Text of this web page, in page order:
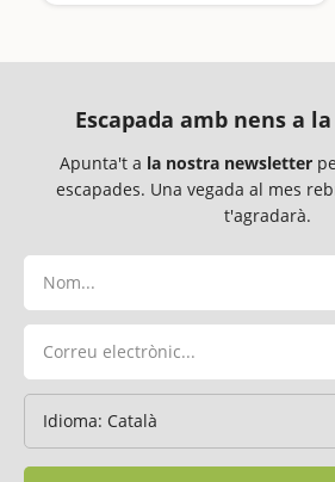
Escapada amb nens a
Apunta't a la nostra newsletter
escapades. Una vegada al mes
t'agradarà.